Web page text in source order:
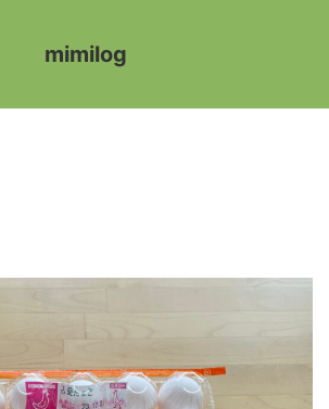
mimilog